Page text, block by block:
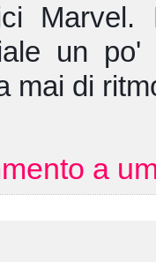
Marvel.
un po'
mai di
a